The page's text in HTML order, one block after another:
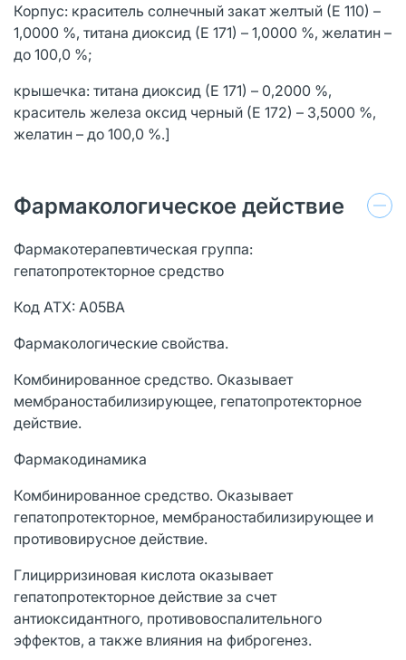
Корпус: краситель солнечный закат желтый (Е 110) –
1,0000 %, титана диоксид (Е 171) – 1,0000 %, желатин –
до 100,0 %;
крышечка: титана диоксид (Е 171) – 0,2000 %,
краситель железа оксид черный (Е 172) – 3,5000 %,
желатин – до 100,0 %.]
Фармакологическое действие
Фармакотерапевтическая группа:
гепатопротекторное средство
Код АТХ: А05ВА
Фармакологические свойства.
Комбинированное средство. Оказывает
мембраностабилизирующее, гепатопротекторное
действие.
Фармакодинамика
Комбинированное средство. Оказывает
гепатопротекторное, мембраностабилизирующее и
противовирусное действие.
Глицирризиновая кислота оказывает
гепатопротекторное действие за счет
антиоксидантного, противовоспалительного
эффектов, а также влияния на фиброгенез.